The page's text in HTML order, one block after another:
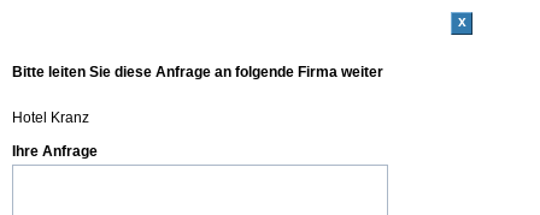
x
Bitte leiten Sie diese Anfrage an folgende Firma weiter
Hotel Kranz
Ihre Anfrage